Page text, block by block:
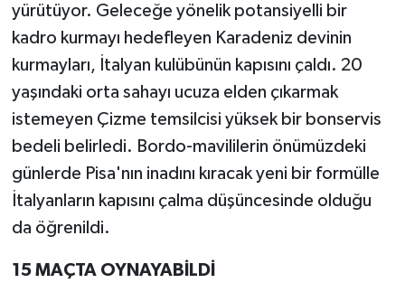
yürütüyor. Geleceğe yönelik potansiyelli bir
kadro kurmayı hedefleyen Karadeniz devinin
kurmayları, İtalyan kulübünün kapısını çaldı. 20
yaşındaki orta sahayı ucuza elden çıkarmak
istemeyen Çizme temsilcisi yüksek bir bonservis
bedeli belirledi. Bordo-mavililerin önümüzdeki
günlerde Pisa'nın inadını kıracak yeni bir formülle
İtalyanların kapısını çalma düşüncesinde olduğu
da öğrenildi.
15 MAÇTA OYNAYABİLDİ